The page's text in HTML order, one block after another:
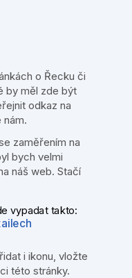
o Řecku či
by měl zde být
odkaz na
nám.
zaměřením na
bych velmi
náš web. Stačí
vypadat takto:
i ikonu, vložte
této stránky.